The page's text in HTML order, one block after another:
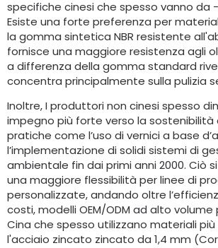
specifiche cinesi che spesso vanno da -
Esiste una forte preferenza per
la gomma sintetica NBR resistente
fornisce una maggiore resistenza agli
a differenza della gomma standard
concentra principalmente sulla pulizia
Inoltre, I produttori non cinesi spesso
impegno più forte verso la
pratiche come l’uso di vernici a base
l’implementazione di solidi sistemi di
ambientale fin dai primi anni 2000. Ciò
una maggiore flessibilità per linee di
personalizzate, andando oltre
costi, modelli OEM/ODM ad alto
Cina che spesso utilizzano materiali
l'acciaio zincato zincato da 1,4 mm